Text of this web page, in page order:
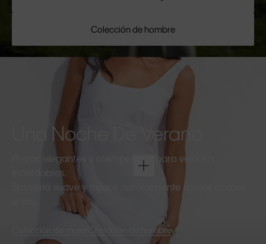
Colección de hombre
Una Noche De Verano
Piezas elegantes y atemporales para veladas
inolvidables.
Sastrería suave y tejidos naturalmente ligeros al caer
Colección de hombre